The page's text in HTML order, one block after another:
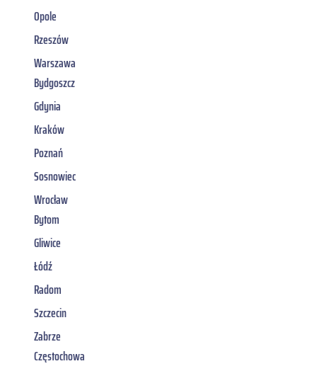
Opole
Rzeszów
Warszawa
Bydgoszcz
Gdynia
Kraków
Poznań
Sosnowiec
Wrocław
Bytom
Gliwice
Łódź
Radom
Szczecin
Zabrze
Częstochowa